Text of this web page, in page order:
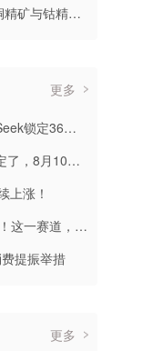
口 上市公司回应
更多
金多个组合参与
月10日申购
上涨！
道，集体拉升
提振举措
更多